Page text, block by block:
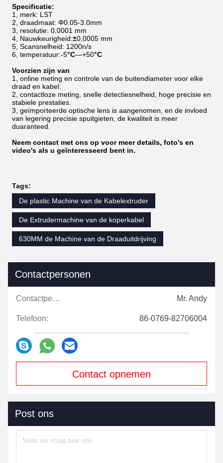
Specificatie:
1, merk: LST
2, draadmaat: Φ0.05-3.0mm
3, resolutie: 0,0001 mm
4, Nauwkeurigheid:±0,0005 mm
5, Scansnelheid: 1200n/s
6, temperatuur:-5°C—+50°C
Voorzien zijn van
1, online meting en controle van de buitendiameter voor elke
draad en kabel.
2, contactloze meting, snelle detectiesnelheid, hoge precisie en
stabiele prestaties.
3, geïmporteerde optische lens is aangenomen, en de invloed
van legering precisie spuitgieten, de kwaliteit is meer
duaranteed.
Neem contact met ons op voor meer details, foto's en
video's als u geïnteresseerd bent in.
Tags:
De plastic Machine van de Kabelextruder
De Extrudermachine van de koperkabel
630MM de Machine van de Draaduitdrijving
Contactpersonen
Contactpersonen: Mr. Andy
Telefoon: 86-0769-82706004
Contact opnemen
Post ons